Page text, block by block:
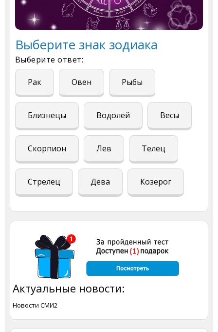
Выберите знак зодиака
Выберите ответ:
Рак Овен Рыбы
Близнецы Водолей Весы
Скорпион Лев Телец
Стрелец Дева Козерог
Актуальные новости:
Новости СМИ2